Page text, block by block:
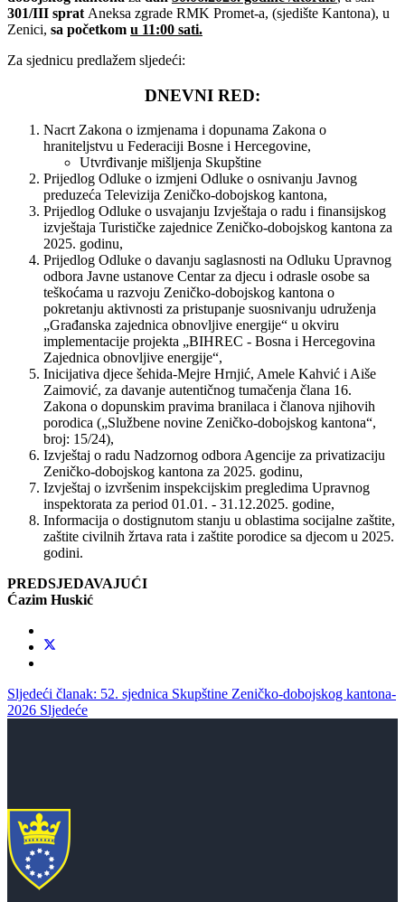
301/III sprat Aneksa zgrade RMK Promet-a, (sjedište Kantona), u
Zenici, sa početkom u 11:00 sati.
Za sjednicu predlažem sljedeći:
DNEVNI RED:
Nacrt Zakona o izmjenama i dopunama Zakona o
hraniteljstvu u Federaciji Bosne i Hercegovine,
Utvrđivanje mišljenja Skupštine
Prijedlog Odluke o izmjeni Odluke o osnivanju Javnog
preduzeća Televizija Zeničko-dobojskog kantona,
Prijedlog Odluke o usvajanju Izvještaja o radu i finansijskog
izvještaja Turističke zajednice Zeničko-dobojskog kantona za
2025. godinu,
Prijedlog Odluke o davanju saglasnosti na Odluku Upravnog
odbora Javne ustanove Centar za djecu i odrasle osobe sa
teškoćama u razvoju Zeničko-dobojskog kantona o
pokretanju aktivnosti za pristupanje suosnivanju udruženja
„Građanska zajednica obnovljive energije“ u okviru
implementacije projekta „BIHREC - Bosna i Hercegovina
Zajednica obnovljive energije“,
Inicijativa djece šehida-Mejre Hrnjić, Amele Kahvić i Aiše
Zaimović, za davanje autentičnog tumačenja člana 16.
Zakona o dopunskim pravima branilaca i članova njihovih
porodica („Službene novine Zeničko-dobojskog kantona“,
broj: 15/24),
Izvještaj o radu Nadzornog odbora Agencije za privatizaciju
Zeničko-dobojskog kantona za 2025. godinu,
Izvještaj o izvršenim inspekcijskim pregledima Upravnog
inspektorata za period 01.01. - 31.12.2025. godine,
Informacija o dostignutom stanju u oblastima socijalne zaštite,
zaštite civilnih žrtava rata i zaštite porodice sa djecom u 2025.
godini.
PREDSJEDAVAJUĆI
Ćazim Huskić
Sljedeći članak: 52. sjednica Skupštine Zeničko-dobojskog kantona-
2026 Sljedeće